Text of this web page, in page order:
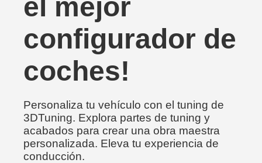
el mejor
configurador de
coches!
Personaliza tu vehículo con el tuning de
3DTuning. Explora partes de tuning y
acabados para crear una obra maestra
personalizada. Eleva tu experiencia de
conducción.